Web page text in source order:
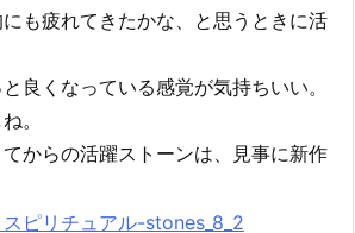
も疲れてきたかな、と思うときに活
良くなっている感覚が気持ちいい。
。
からの活躍ストーンは、見事に新作